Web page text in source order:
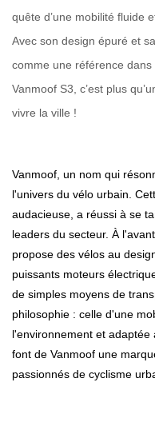
quête d’une mobilité fluide
Avec son design épuré et
comme une référence
Vanmoof S3, c’est plus
vivre la ville !
Vanmoof, un nom qui
l'univers du vélo urbain.
audacieuse, a réussi à se
leaders du secteur. À
propose des vélos au
puissants moteurs
de simples moyens de
philosophie : celle d'une
l'environnement et
font de Vanmoof une
passionnés de cyclisme